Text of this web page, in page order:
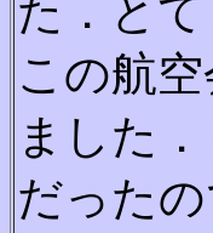
た．と
この航
ました
だった